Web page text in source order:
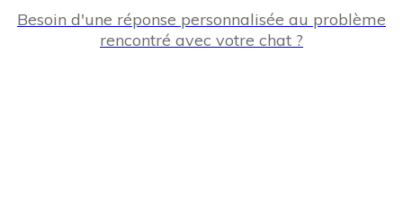
Besoin d'une réponse personnalisée au problème
rencontré avec votre chat ?